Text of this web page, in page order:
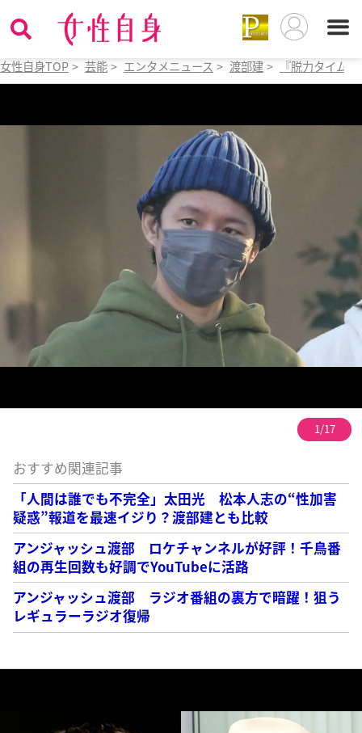
女性自身TOP > 芸能 > エンタメニュース > 渡部建 > 『脱力タイム
1/17
おすすめ関連記事
「人間は誰でも不完全」太田光 松本人志の“性加害
疑惑”報道を最速イジり？渡部建とも比較
アンジャッシュ渡部 ロケチャンネルが好評！千鳥番
組の再生回数も好調でYouTubeに活路
アンジャッシュ渡部 ラジオ番組の裏方で暗躍！狙う
レギュラーラジオ復帰